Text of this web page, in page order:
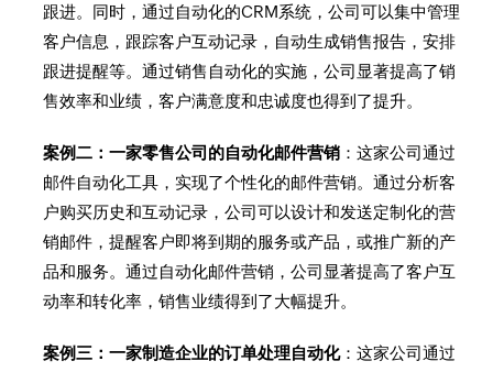
跟进。同时，通过自动化的CRM系统，公司可以集中管理
客户信息，跟踪客户互动记录，自动生成销售报告，安排
跟进提醒等。通过销售自动化的实施，公司显著提高了销
售效率和业绩，客户满意度和忠诚度也得到了提升。
案例二：一家零售公司的自动化邮件营销 ：这家公司通过
邮件自动化工具，实现了个性化的邮件营销。通过分析客
户购买历史和互动记录，公司可以设计和发送定制化的营
销邮件，提醒客户即将到期的服务或产品，或推广新的产
品和服务。通过自动化邮件营销，公司显著提高了客户互
动率和转化率，销售业绩得到了大幅提升。
案例三：一家制造企业的订单处理自动化：这家公司通过